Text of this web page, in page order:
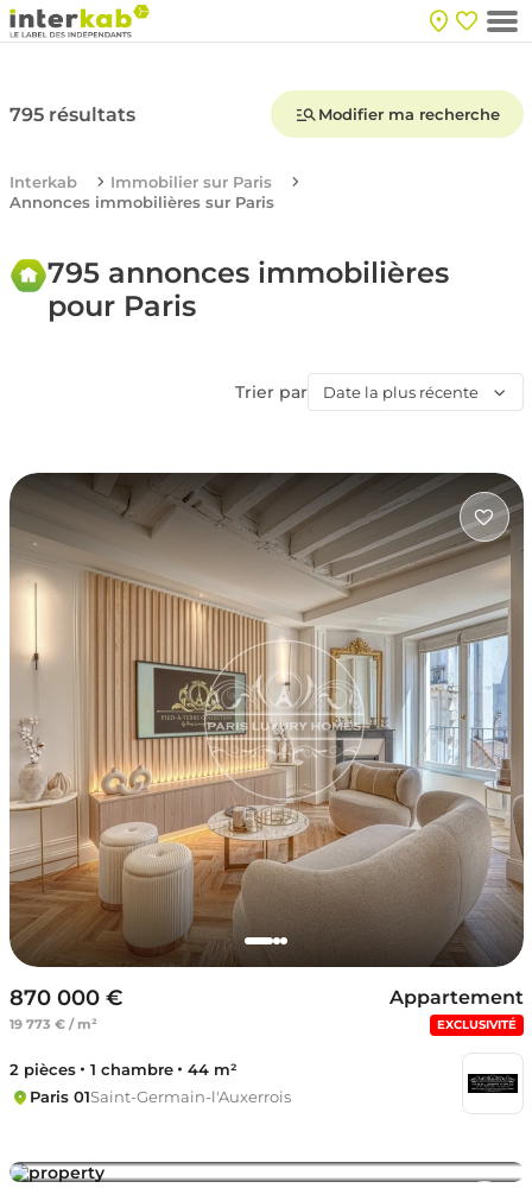
795 résultats Modifier ma recherche
Interkab
Immobilier sur Paris
Annonces immobilières sur Paris
795 annonces immobilières
pour Paris
Trier par Date la plus récente
870 000 €
19 773 € / m²
Appartement
EXCLUSIVITÉ
2 pièces 1 chambre
44 m²
Paris 01Saint-Germain-l'Auxerrois